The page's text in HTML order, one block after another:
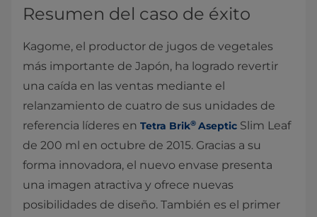
Resumen del caso de éxito
Kagome, el productor de jugos de vegetales
más importante de Japón, ha logrado revertir
una caída en las ventas mediante el
relanzamiento de cuatro de sus unidades de
referencia líderes en Tetra Brik® Aseptic Slim Leaf
de 200 ml en octubre de 2015. Gracias a su
forma innovadora, el nuevo envase presenta
una imagen atractiva y ofrece nuevas
posibilidades de diseño. También es el primer